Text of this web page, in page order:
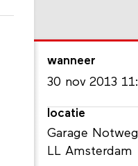
wanneer
30 nov 2013
locatie
Garage
LL Amsterdam